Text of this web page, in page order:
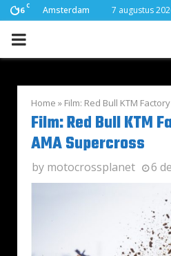
16 C Amsterdam 7 augustus
PRIMARY
Home » Film: Red Bull KTM
Film: Red Bull KTM
AMA Supercross
by motocrossplanet 6